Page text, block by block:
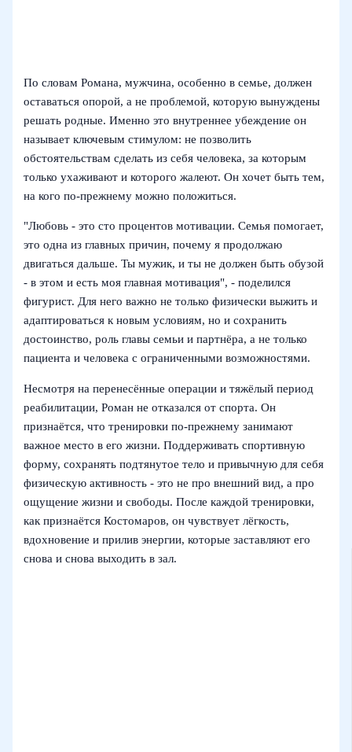
По словам Романа, мужчина, особенно в семье, должен
оставаться опорой, а не проблемой, которую вынуждены
решать родные. Именно это внутреннее убеждение он
называет ключевым стимулом: не позволить
обстоятельствам сделать из себя человека, за которым
только ухаживают и которого жалеют. Он хочет быть тем,
на кого по‑прежнему можно положиться.
"Любовь - это сто процентов мотивации. Семья помогает,
это одна из главных причин, почему я продолжаю
двигаться дальше. Ты мужик, и ты не должен быть обузой
- в этом и есть моя главная мотивация", - поделился
фигурист. Для него важно не только физически выжить и
адаптироваться к новым условиям, но и сохранить
достоинство, роль главы семьи и партнёра, а не только
пациента и человека с ограниченными возможностями.
Несмотря на перенесённые операции и тяжёлый период
реабилитации, Роман не отказался от спорта. Он
признаётся, что тренировки по‑прежнему занимают
важное место в его жизни. Поддерживать спортивную
форму, сохранять подтянутое тело и привычную для себя
физическую активность - это не про внешний вид, а про
ощущение жизни и свободы. После каждой тренировки,
как признаётся Костомаров, он чувствует лёгкость,
вдохновение и прилив энергии, которые заставляют его
снова и снова выходить в зал.